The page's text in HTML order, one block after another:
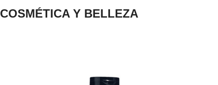
COSMÉTICA Y BELLEZA